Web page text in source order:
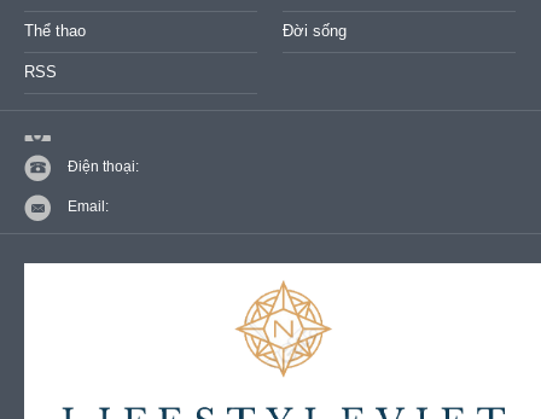
Thể thao Đời sống
RSS
Điện thoại:
Email: